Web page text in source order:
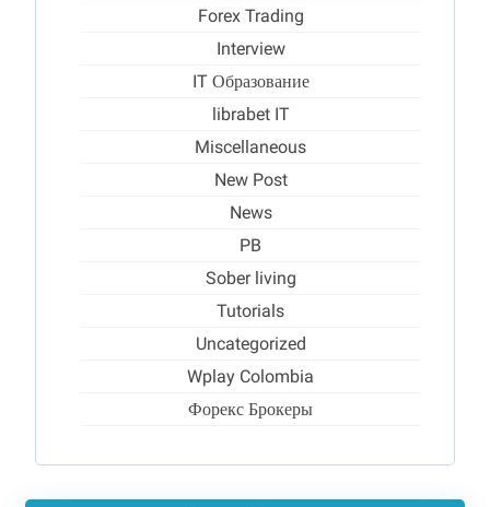
Forex Trading
Interview
IT Образование
librabet IT
Miscellaneous
New Post
News
PB
Sober living
Tutorials
Uncategorized
Wplay Colombia
Форекс Брокеры